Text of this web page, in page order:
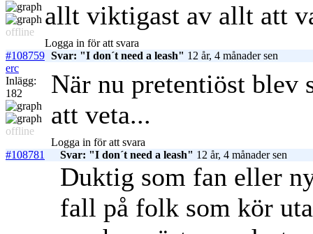
offline
allt viktigast av allt att
Logga in för att svara
#108759 Svar: "I don´t need a leash" 12 år, 4 månader sen
erc
Inlägg:
182
offline
När nu pretentiöst blev
att veta...
Logga in för att svara
#108781
Svar: "I don´t need a leash" 12 år, 4 månader sen
Duktig som fan eller
fall på folk som kör